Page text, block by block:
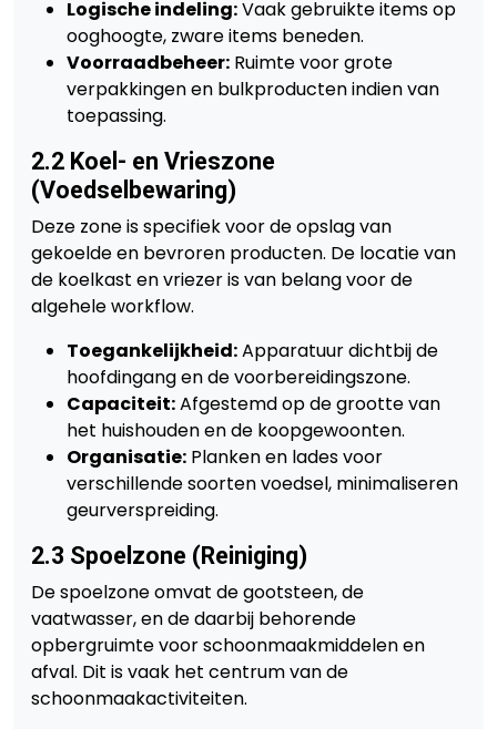
Logische indeling:Vaak gebruikte items op
ooghoogte, zware items beneden.
Voorraadbeheer: Ruimte voor grote
verpakkingen en bulkproducten indien van
toepassing.
2.2 Koel- en Vrieszone
(Voedselbewaring)
Deze zone is specifiek voor de opslag van
gekoelde en bevroren producten. De locatie van
de koelkast en vriezer is van belang voor de
algehele workflow.
Toegankelijkheid:Apparatuur dichtbij de
hoofdingang en de voorbereidingszone.
Capaciteit:Afgestemd op de grootte van
het huishouden en de koopgewoonten.
Organisatie: Planken en lades voor
verschillende soorten voedsel, minimaliseren
geurverspreiding.
2.3 Spoelzone (Reiniging)
De spoelzone omvat de gootsteen, de
vaatwasser, en de daarbij behorende
opbergruimte voor schoonmaakmiddelen en
afval. Dit is vaak het centrum van de
schoonmaakactiviteiten.